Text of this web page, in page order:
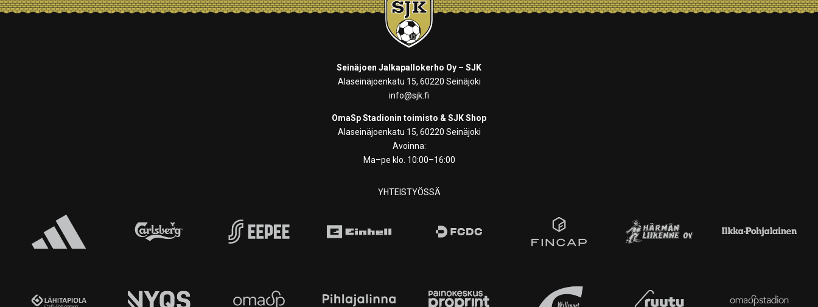
Seinäjoen Jalkapallokerho Oy – SJK
Alaseinäjoenkatu 15, 60220 Seinäjoki
info@sjk.fi
OmaSp Stadionin toimisto & SJK Shop
Alaseinäjoenkatu 15, 60220 Seinäjoki
Avoinna:
Ma–pe klo. 10:00–16:00
YHTEISTYÖSSÄ